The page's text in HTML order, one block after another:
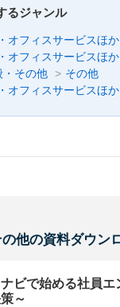
るジャンル
オフィスサービスほか
オフィスサービスほか
・その他
その他
オフィスサービスほか
他の資料ダウン
ビで始める社員
～